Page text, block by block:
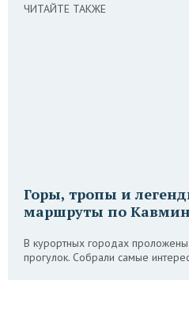
ЧИТАЙТЕ ТАКЖЕ
Горы, тропы и
маршруты по
В курортных городах
прогулок. Собрали самые